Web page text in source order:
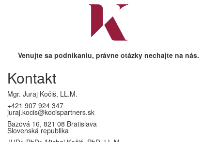
Venujte sa podnikaniu, právne otázky nechajte na nás.
Kontakt
Mgr. Juraj Kočiš, LL.M.
+421 907 924 347
juraj.kocis@kocispartners.sk
Bazová 16, 821 08 Bratislava
Slovenská republika